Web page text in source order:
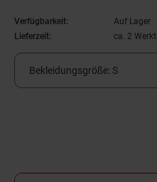
Verfügbarkeit:
Auf Lager
Lieferzeit:
ca. 2
Bekleidungsgröße: S